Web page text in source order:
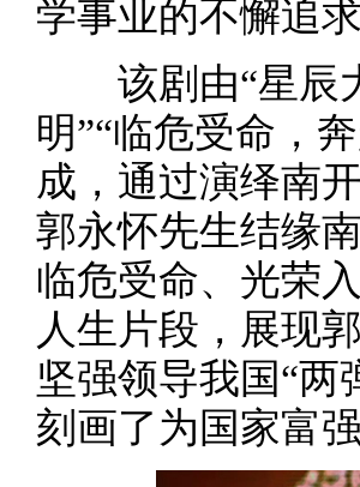
学事业的不懈追求
该剧由“星辰大
明”“临危受命，
成，通过演绎南
郭永怀先生结缘
临危受命、光荣
人生片段，展现
坚强领导我国“两
刻画了为国家富